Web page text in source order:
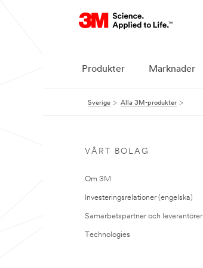
Produkter Marknader
Sverige Alla 3M-produkter
VÅRT BOLAG
Om 3M
Investeringsrelationer (engelska)
Samarbetspartner och leverantörer
Technologies